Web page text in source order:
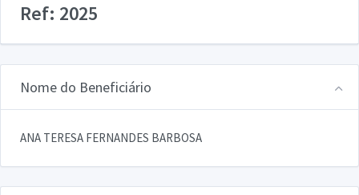
Ref: 2025
Nome do Beneficiário
ANA TERESA FERNANDES BARBOSA